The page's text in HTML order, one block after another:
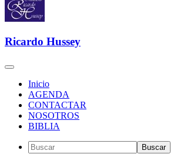
Ricardo Hussey
Inicio
AGENDA
CONTACTAR
NOSOTROS
BIBLIA